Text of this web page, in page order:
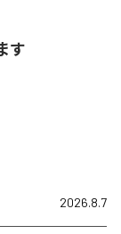
す
2026.8.7